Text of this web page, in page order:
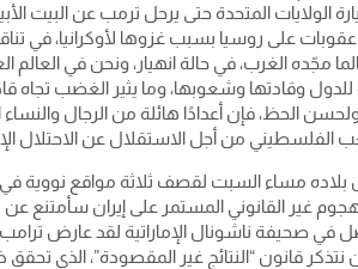
المتحدة حتى يرحل ترمب عن البيت
على روسيا بسبب غزوها لأوكرانيا، في
مجّده الغرب، في حالة انهيار، ونحن في العالم
وقادتها وشعوبها، وما يثير الغضب تجاه
الحظ، فإن أعدادًا هائلة من الرجال والنساء
الفلسطيني من أجل الاستقلال عن الاحتلال
بلاده مساء السبت لقصف ثلاثة مواقع نووية
غير القانوني المستمر على إيران سأمتنع عن
في صحيفة ناشونال الإماراتية لقد عارض
نتذكر قانون “النتائج غير المقصودة”، الذي